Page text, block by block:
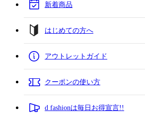
新着商品
はじめての方へ
アウトレットガイド
クーポンの使い方
d fashionは毎日お得宣言!!